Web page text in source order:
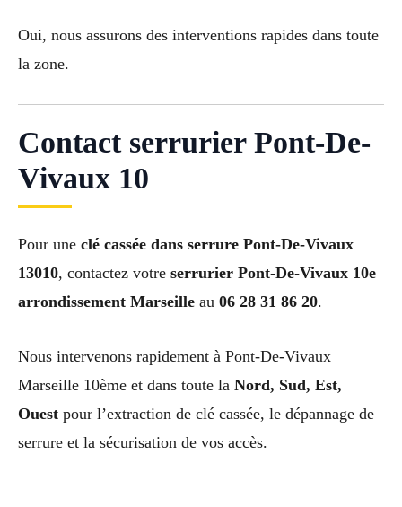
Oui, nous assurons des interventions rapides dans toute
la zone.
Contact serrurier Pont-De-
Vivaux 10
Pour une clé cassée dans serrure Pont-De-Vivaux
13010, contactez votre serrurier Pont-De-Vivaux 10e
arrondissement Marseille au 06 28 31 86 20.
Nous intervenons rapidement à Pont-De-Vivaux
Marseille 10ème et dans toute la Nord, Sud, Est,
Ouest pour l’extraction de clé cassée, le dépannage de
serrure et la sécurisation de vos accès.